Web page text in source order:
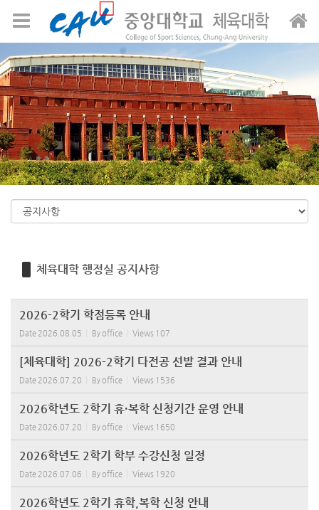
메뉴 건너뛰기
체육대학 행정실 공지사항
2026-2학기 학점등록 안내
Date 2026.08.05 Byoffice Views 107
[체육대학] 2026-2학기 다전공 선발 결과 안내
Date 2026.07.20 Byoffice Views 1536
2026학년도 2학기 휴·복학 신청기간 운영 안내
Date 2026.07.20 Byoffice Views 1650
2026학년도 2학기 학부 수강신청 일정
Date 2026.07.06 Byoffice Views 1920
2026학년도 2학기 휴학,복학 신청 안내